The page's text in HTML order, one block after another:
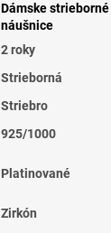
Dámske strieborné
náušnice
2 roky
Strieborná
Striebro
925/1000
Platinované
Zirkón